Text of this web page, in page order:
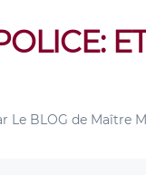
Le BLOG de Maître